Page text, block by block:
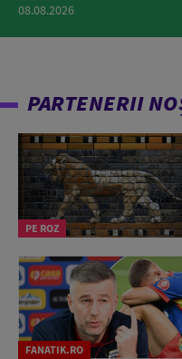
08.08.2026
PARTENERII
PE ROZ
FANATIK.RO